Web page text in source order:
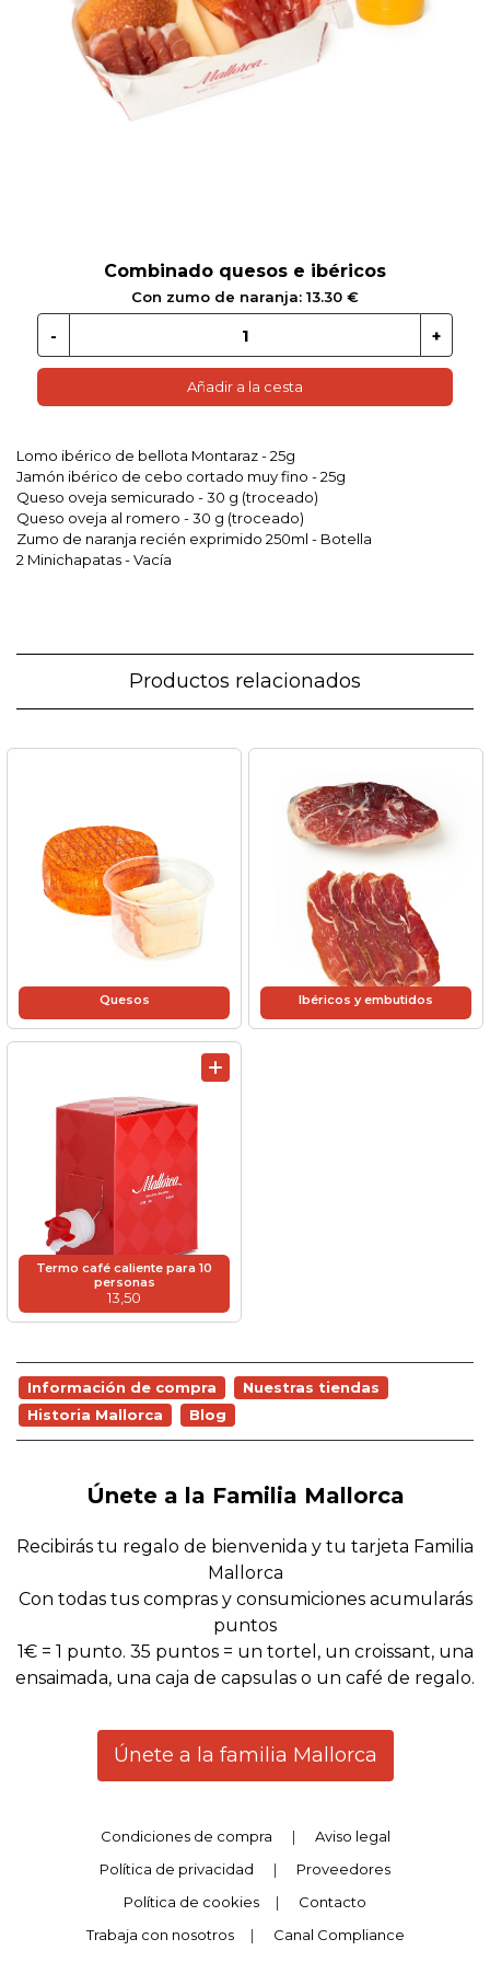
GLUTEN
Combinado quesos e ibéricos
Con zumo de naranja: 13.30 €
Añadir a la cesta
Lomo ibérico de bellota Montaraz - 25g
Jamón ibérico de cebo cortado muy fino - 25g
Queso oveja semicurado - 30 g (troceado)
Queso oveja al romero - 30 g (troceado)
Zumo de naranja recién exprimido 250ml - Botella
2 Minichapatas - Vacía
Productos relacionados
Quesos Ibéricos y embutidos
Termo café caliente para 10
personas
13,50
Información de compra
Nuestras tiendas
Historia Mallorca
Blog
Únete a la Familia Mallorca
Recibirás tu regalo de bienvenida y tu tarjeta Familia
Mallorca
Con todas tus compras y consumiciones acumularás
puntos
1€ = 1 punto. 35 puntos = un tortel, un croissant, una
ensaimada, una caja de capsulas o un café de regalo.
Únete a la familia Mallorca
Condiciones de compra |
Aviso legal
Política de privacidad
|
Proveedores
Política de cookies
|
Contacto
Trabaja con nosotros
| Canal Compliance